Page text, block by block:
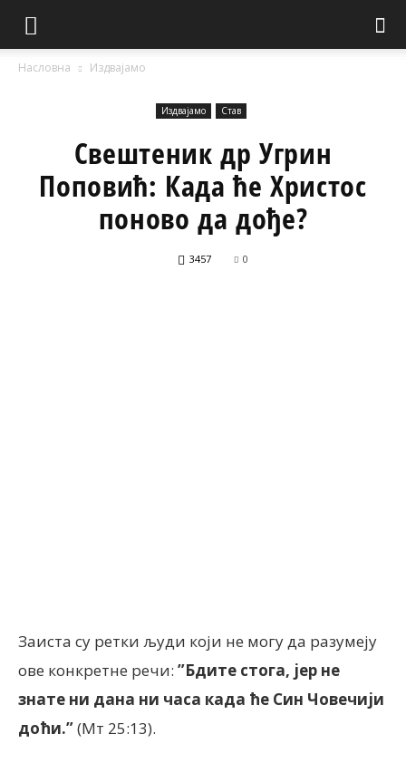
Насловна Издвајамо
Издвајамо Став
Свештеник др Угрин
Поповић: Када ће Христос
поново да дође?
3457 0
Заиста су ретки људи који не могу да разумеју
ове конкретне речи: ”Бдите стога, јер не
знате ни дана ни часа када ће Син Човечији
доћи.”(Мт 25:13).